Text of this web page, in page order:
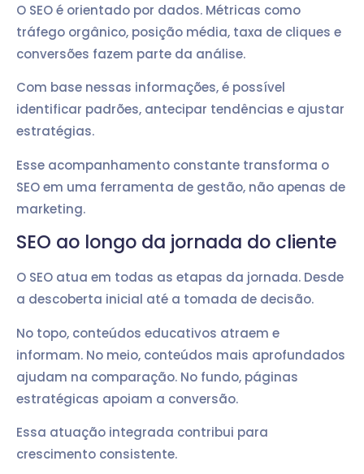
O SEO é orientado por dados. Métricas como
tráfego orgânico, posição média, taxa de cliques e
conversões fazem parte da análise.
Com base nessas informações, é possível
identificar padrões, antecipar tendências e ajustar
estratégias.
Esse acompanhamento constante transforma o
SEO em uma ferramenta de gestão, não apenas de
marketing.
SEO ao longo da jornada do cliente
O SEO atua em todas as etapas da jornada. Desde
a descoberta inicial até a tomada de decisão.
No topo, conteúdos educativos atraem e
informam. No meio, conteúdos mais aprofundados
ajudam na comparação. No fundo, páginas
estratégicas apoiam a conversão.
Essa atuação integrada contribui para
crescimento consistente.